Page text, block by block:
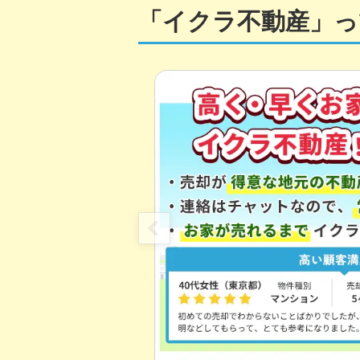
「イクラ不動産」